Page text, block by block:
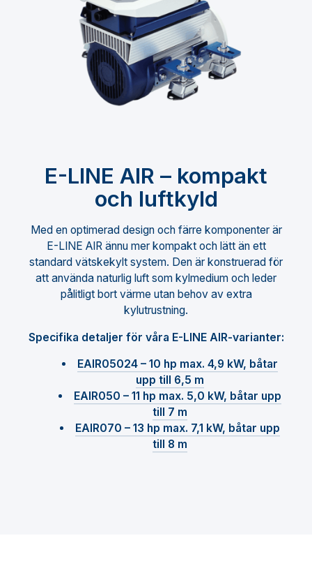
E-LINE AIR – kompakt
och luftkyld
Med en optimerad design och färre komponenter är
E-LINE AIR ännu mer kompakt och lätt än ett
standard vätskekylt system. Den är konstruerad för
att använda naturlig luft som kylmedium och leder
pålitligt bort värme utan behov av extra
kylutrustning.
Specifika detaljer för våra E-LINE AIR-varianter:
EAIR05024 – 10 hp max. 4,9 kW, båtar
upp till 6,5 m
EAIR050 – 11 hp max. 5,0 kW, båtar upp
till 7 m
EAIR070 – 13 hp max. 7,1 kW, båtar upp
till 8 m